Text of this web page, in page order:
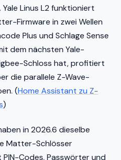
Yale Linus L2 funktioniert
Firmware in zwei Wellen
Plus und Schlage Sense
dem nächsten Yale-
Schloss hat, profitiert
die parallele Z-Wave-
(Home Assistant zu Z-
)
in 2026.6 dieselbe
Matter-Schlösser
Codes, Passwörter und